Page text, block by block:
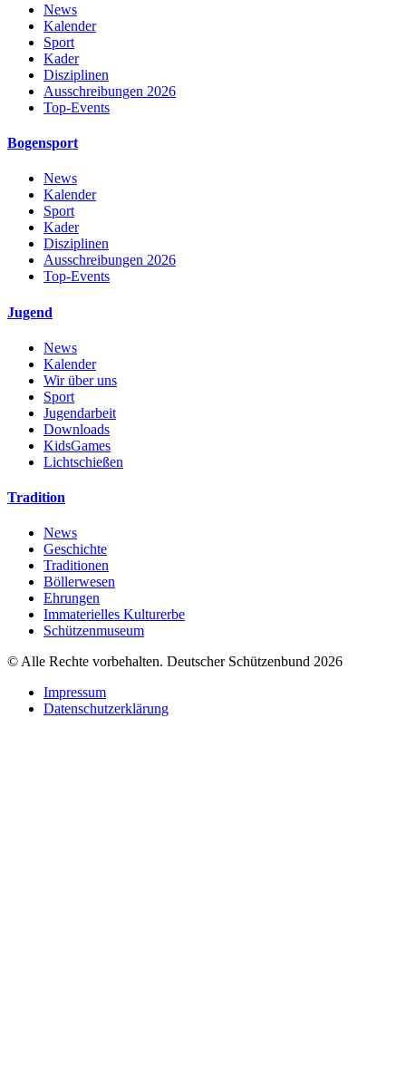
News
Kalender
Sport
Kader
Disziplinen
Ausschreibungen 2026
Top-Events
Bogensport
News
Kalender
Sport
Kader
Disziplinen
Ausschreibungen 2026
Top-Events
Jugend
News
Kalender
Wir über uns
Sport
Jugendarbeit
Downloads
KidsGames
Lichtschießen
Tradition
News
Geschichte
Traditionen
Böllerwesen
Ehrungen
Immaterielles Kulturerbe
Schützenmuseum
© Alle Rechte vorbehalten. Deutscher Schützenbund 2026
Impressum
Datenschutzerklärung